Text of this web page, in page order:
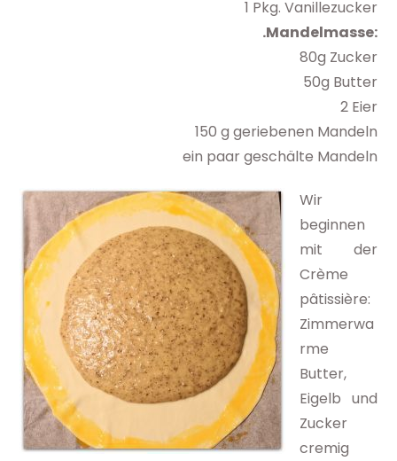
1 Pkg. Vanillezucker
.Mandelmasse:
80g Zucker
50g Butter
2 Eier
150 g geriebenen Mandeln
ein paar geschälte Mandeln
Wir
beginnen
mit der
Crème
pâtissière:
Zimmerwa
rme
Butter,
Eigelb und
Zucker
cremig